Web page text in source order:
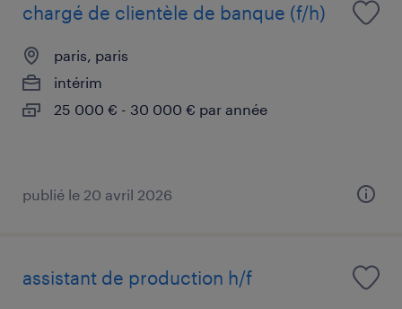
chargé de clientèle de banque (f/h)
paris, paris
intérim
25 000 € - 30 000 € par année
publié le 20 avril 2026
assistant de production h/f